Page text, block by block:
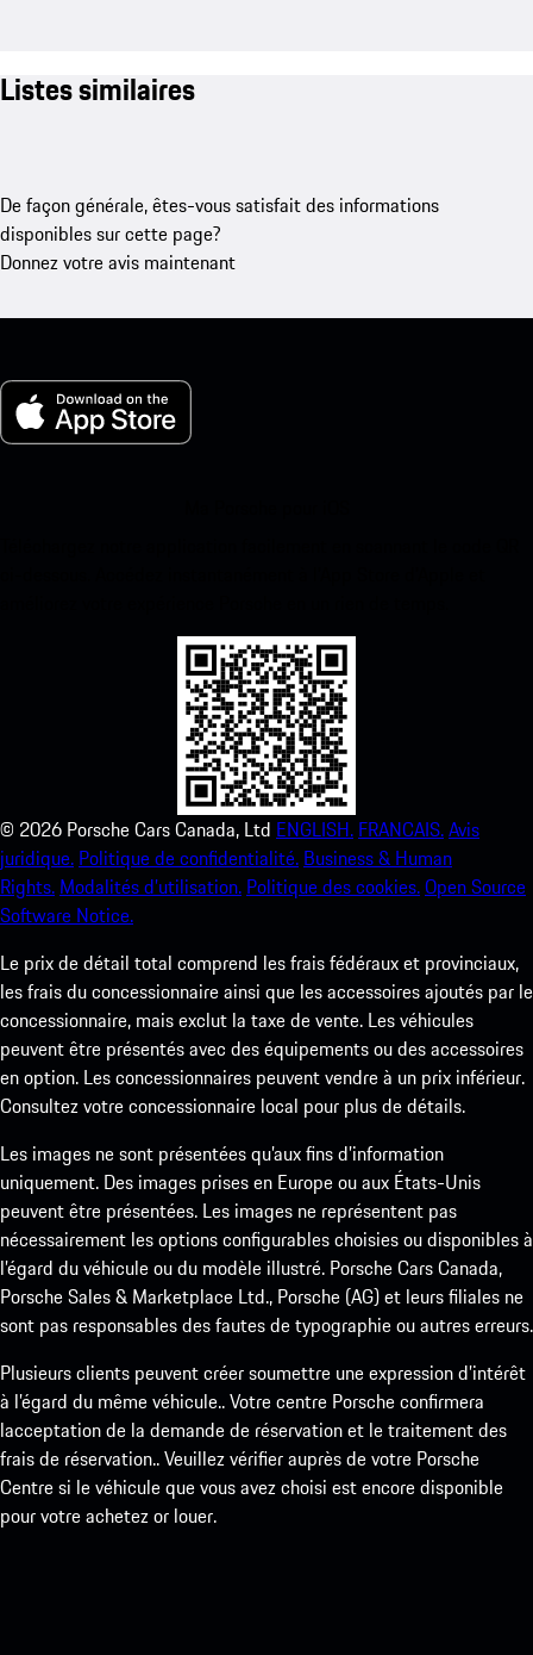
Listes similaires
De façon générale, êtes-vous satisfait des informations
disponibles sur cette page?
Donnez votre avis maintenant
© 2026 Porsche Cars Canada, Ltd ENGLISH. FRANCAIS.Avis
juridique. Politique de confidentialité. Business & Human
Rights. Modalités d’utilisation. Politique des cookies.Open Source
Software Notice.
Le prix de détail total comprend les frais fédéraux et provinciaux,
les frais du concessionnaire ainsi que les accessoires ajoutés par le
concessionnaire, mais exclut la taxe de vente. Les véhicules
peuvent être présentés avec des équipements ou des accessoires
en option. Les concessionnaires peuvent vendre à un prix inférieur.
Consultez votre concessionnaire local pour plus de détails.
Les images ne sont présentées qu’aux fins d’information
uniquement. Des images prises en Europe ou aux États-Unis
peuvent être présentées. Les images ne représentent pas
nécessairement les options configurables choisies ou disponibles à
l’égard du véhicule ou du modèle illustré. Porsche Cars Canada,
Porsche Sales & Marketplace Ltd., Porsche (AG) et leurs filiales ne
sont pas responsables des fautes de typographie ou autres erreurs.
Plusieurs clients peuvent créer soumettre une expression d’intérêt
à l’égard du même véhicule.. Votre centre Porsche confirmera
lacceptation de la demande de réservation et le traitement des
frais de réservation.. Veuillez vérifier auprès de votre Porsche
Centre si le véhicule que vous avez choisi est encore disponible
pour votre achetez or louer.